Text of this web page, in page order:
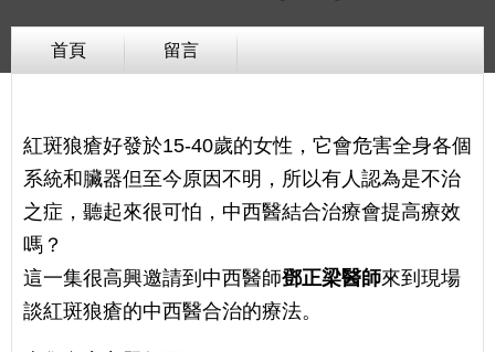
首頁 留言
紅斑狼瘡好發於15-40歲的女性，它會危害全身各個
系統和臟器但至今原因不明，所以有人認為是不治
之症，聽起來很可怕，中西醫結合治療會提高療效
嗎？
這一集很高興邀請到中西醫師鄧正梁醫師來到現場
談紅斑狼瘡的中西醫合治的療法。